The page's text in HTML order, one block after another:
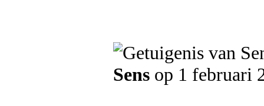
Sens op 1 februari